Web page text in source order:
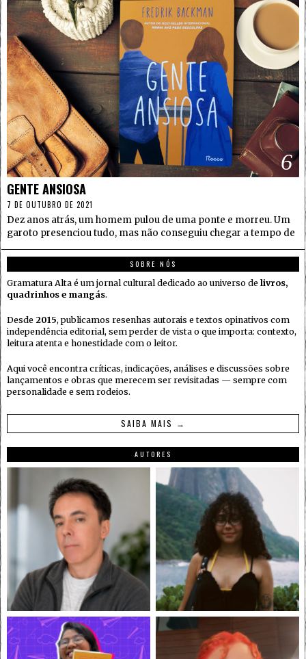
6
GENTE ANSIOSA
7 DE OUTUBRO DE 2021
Dez anos atrás, um homem pulou de uma ponte e morreu. Um
garoto presenciou tudo, mas não conseguiu chegar a tempo de
SOBRE NÓS
Gramatura Alta é um jornal cultural dedicado ao universo de livros,
quadrinhos e mangás.
Desde 2015, publicamos resenhas autorais e textos opinativos com
independência editorial, sem perder de vista o que importa: contexto,
leitura atenta e honestidade com o leitor.
Aqui você encontra críticas, indicações, análises e discussões sobre
lançamentos e obras que merecem ser revisitadas — sempre com
personalidade e sem rodeios.
SAIBA MAIS →
AUTORES